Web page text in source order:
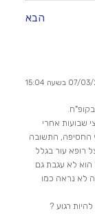
הבא
בשעה 15:04
את הבדיקה עשיתי אחרי 4 וחצי שבועות אחרי
אחרי החסיפה, התשובה
יותר מ-4 פעמים אצל רופא עור בגלל
לא עגבת גם
לא נראה כמו
רגוע ?